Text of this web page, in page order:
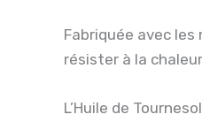
Fabriquée avec
résister à la
L’Huile de